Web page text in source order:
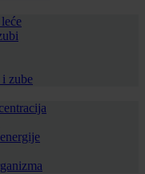
i zube